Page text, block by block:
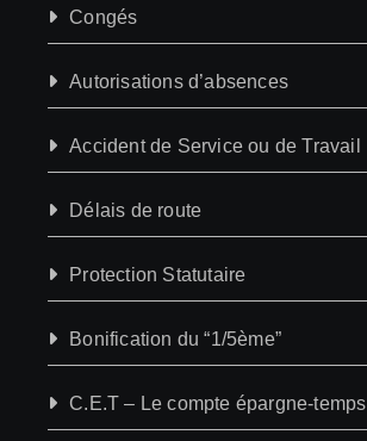
Congés
Autorisations d’absences
Accident de Service ou de Travail
Délais de route
Protection Statutaire
Bonification du “1/5ème”
C.E.T – Le compte épargne-temps